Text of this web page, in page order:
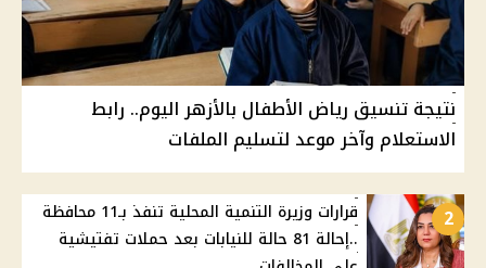
نتيجة تنسيق رياض الأطفال بالأزهر اليوم.. رابط
الاستعلام وآخر موعد لتسليم الملفات
2
قرارات وزيرة التنمية المحلية تنفذ بـ11 محافظة
..إحالة 81 حالة للنيابات بعد حملات تفتيشية